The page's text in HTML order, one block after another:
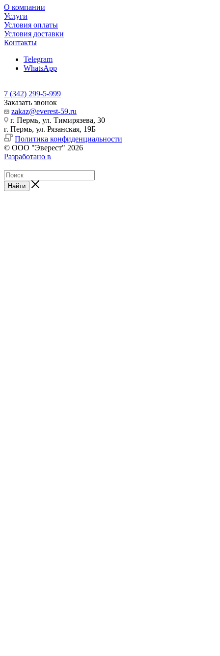
О компании
Услуги
Условия оплаты
Условия доставки
Контакты
Telegram
WhatsApp
7 (342) 299-5-999
Заказать звонок
zakaz@everest-59.ru
г. Пермь, ул. Тимирязева, 30
г. Пермь, ул. Рязанская, 19Б
Политика конфиденциальности
© ООО "Эверест" 2026
Разработано в
Найти